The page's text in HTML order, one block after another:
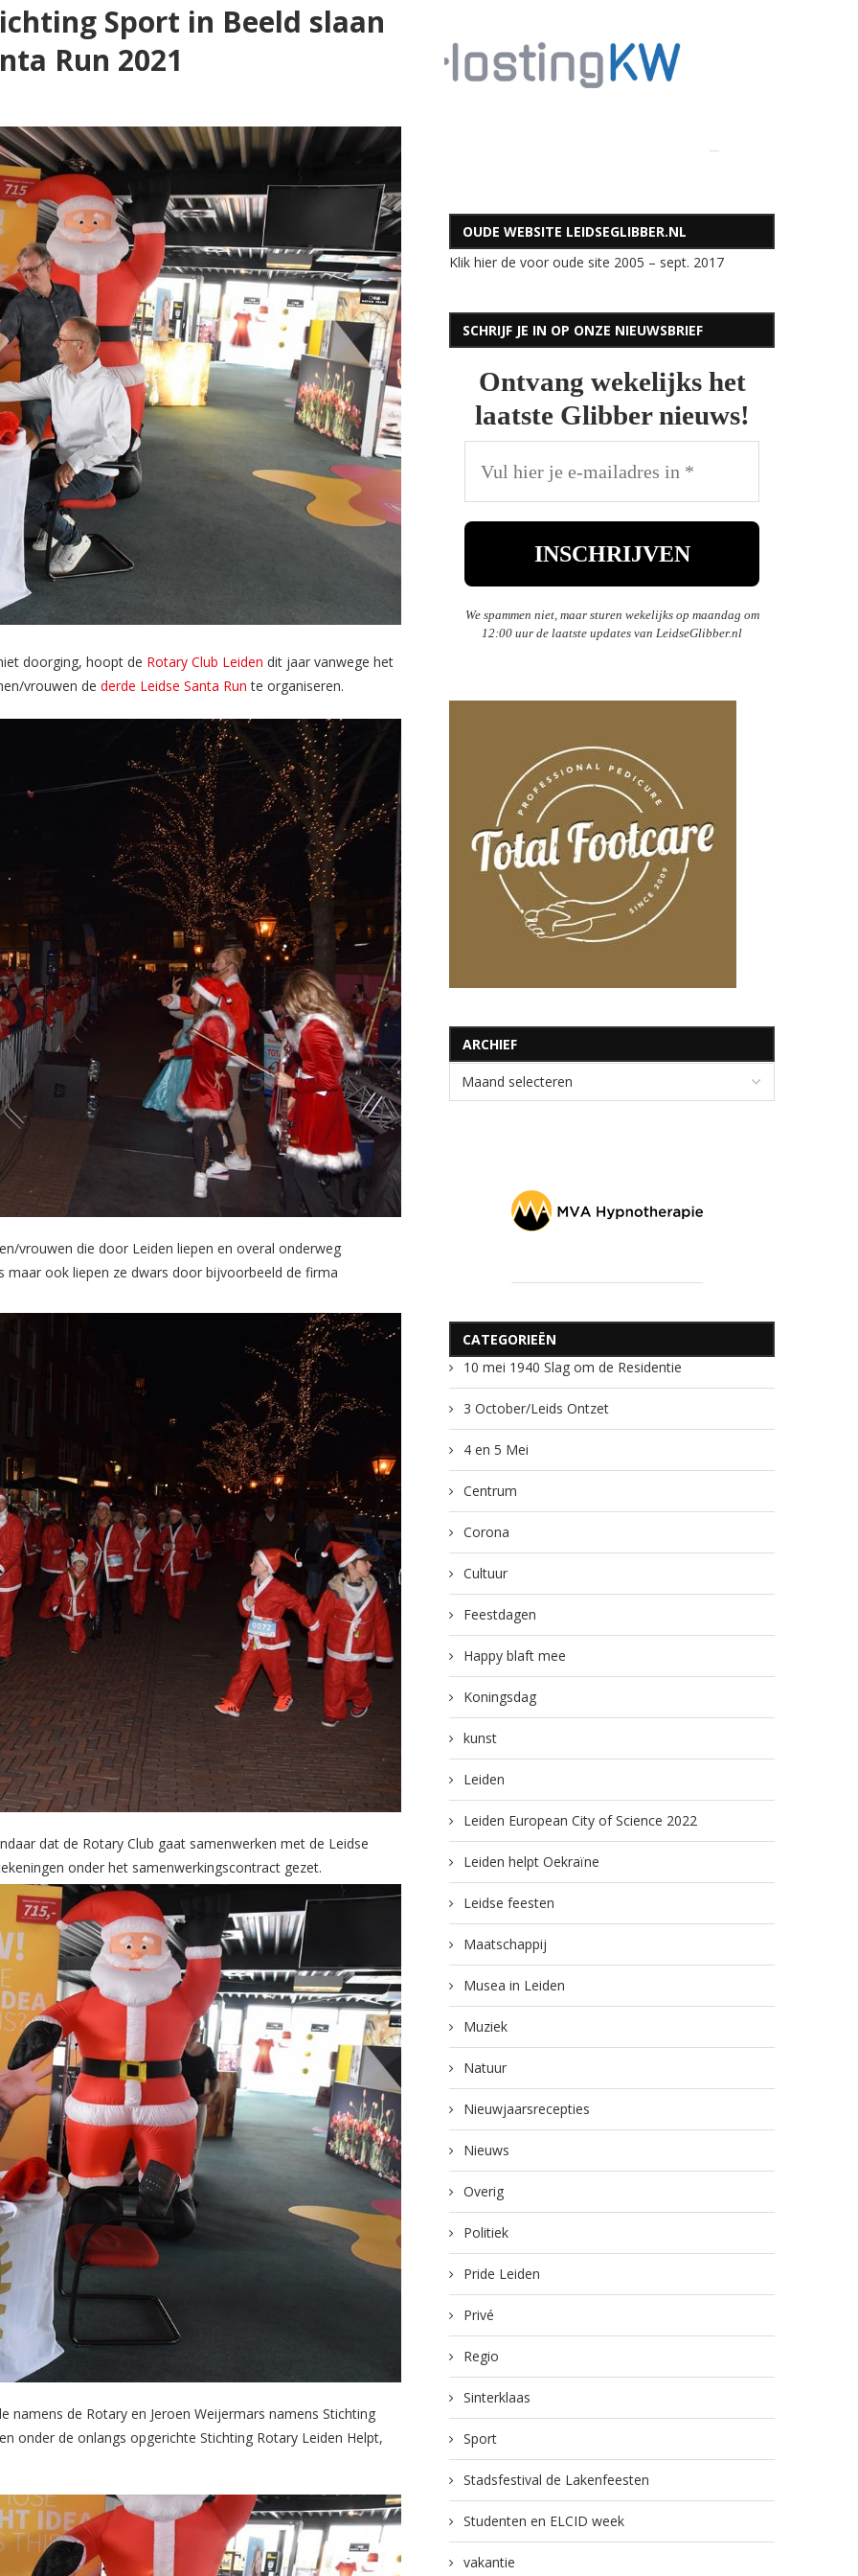
Sport in Beeld slaan
Run 2021
doorging, hoopt de Rotary Club Leiden dit jaar vanwege het
vrouwen de derde Leidse Santa Run te organiseren.
vrouwen die door Leiden liepen en overal onderweg
maar ook liepen ze dwars door bijvoorbeeld de firma
dat de Rotary Club gaat samenwerken met de Leidse
onder het samenwerkingscontract gezet.
namens de Rotary en Jeroen Weijermars namens Stichting
onder de onlangs opgerichte Stichting Rotary Leiden Helpt,
OUDE WEBSITE LEIDSEGLIBBER.NL
Klik hier de voor oude site 2005 – sept. 2017
SCHRIJF JE IN OP ONZE NIEUWSBRIEF
Ontvang wekelijks het
laatste Glibber nieuws!
We spammen niet, maar sturen wekelijks op maandag om
12:00 uur de laatste updates van LeidseGlibber.nl
ARCHIEF
CATEGORIEËN
10 mei 1940 Slag om de Residentie
3 October/Leids Ontzet
4 en 5 Mei
Centrum
Corona
Cultuur
Feestdagen
Happy blaft mee
Koningsdag
kunst
Leiden
Leiden European City of Science 2022
Leiden helpt Oekraïne
Leidse feesten
Maatschappij
Musea in Leiden
Muziek
Natuur
Nieuwjaarsrecepties
Nieuws
Overig
Politiek
Pride Leiden
Privé
Regio
Sinterklaas
Sport
Stadsfestival de Lakenfeesten
Studenten en ELCID week
vakantie